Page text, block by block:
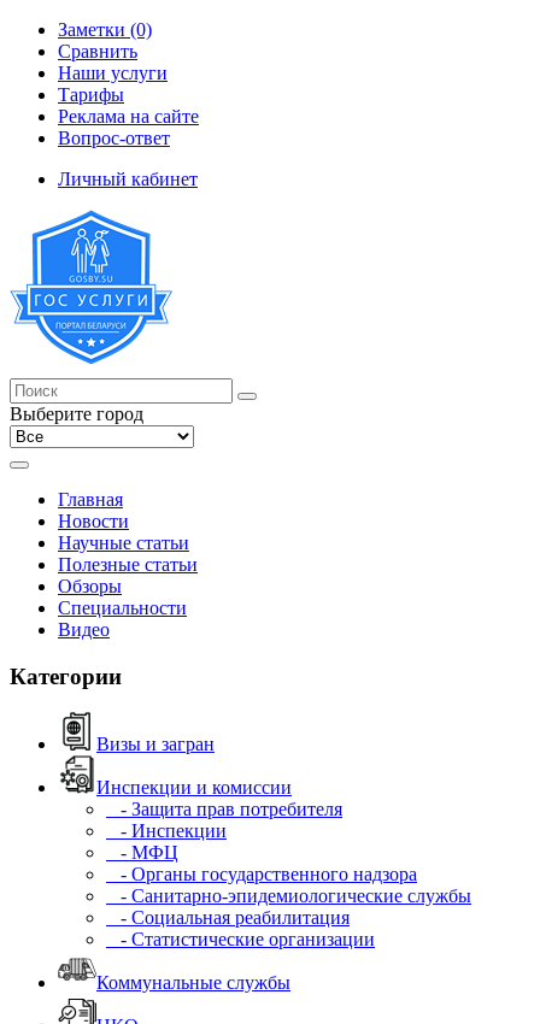
Заметки (0)
Сравнить
Наши услуги
Тарифы
Реклама на сайте
Вопрос-ответ
Личный кабинет
Выберите город
Главная
Новости
Научные статьи
Полезные статьи
Обзоры
Специальности
Видео
Категории
Визы и загран
Инспекции и комиссии
- Защита прав потребителя
- Инспекции
- МФЦ
- Органы государственного надзора
- Санитарно-эпидемиологические службы
- Социальная реабилитация
- Статистические организации
Коммунальные службы